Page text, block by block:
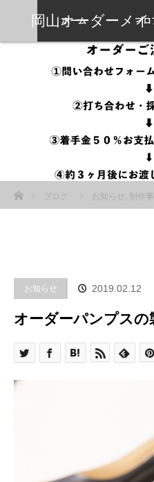
岡山オーダーメ
岡靴工房
ホーム プロ
ブログ
お知らせ , 制作
お知らせ 2019.02.12
オーダーパンプス